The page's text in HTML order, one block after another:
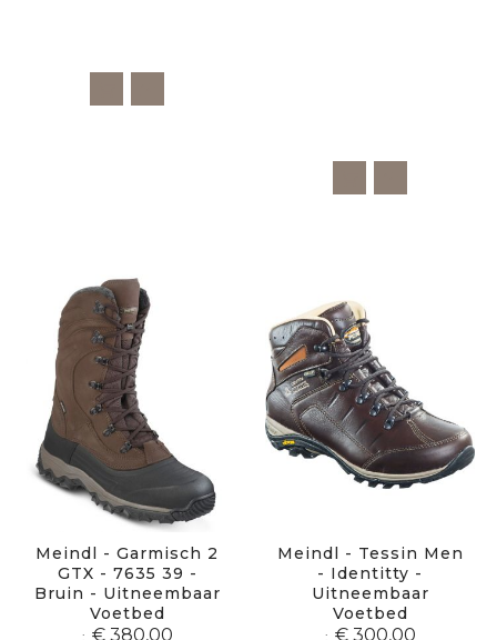
Meindl - Garmisch 2
GTX - 7635 39 -
Bruin - Uitneembaar
Voetbed
€ 380,00
Meindl - Tessin Men
- Identitty -
Uitneembaar
Voetbed
€ 300,00